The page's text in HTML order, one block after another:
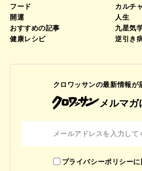
フード
カルチ
開運
人生
おすすめの記事
九星気
健康レシピ
逆引き
クロワッサンの最新情報が
メルマガ
プライバシーポリシー